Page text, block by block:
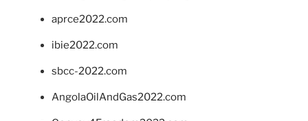
aprce2022.com
ibie2022.com
sbcc-2022.com
AngolaOilAndGas2022.com